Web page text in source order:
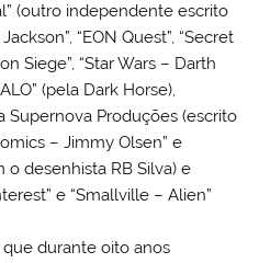
(outro independente escrito
“EON Quest”, “Secret
Siege”, “Star Wars – Darth
(pela Dark Horse),
Supernova Produções (escrito
– Jimmy Olsen” e
o desenhista RB Silva) e
e “Smallville – Alien”
durante oito anos